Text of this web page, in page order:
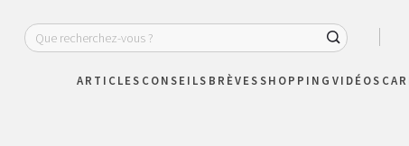
ARTICLES CONSEILS BRÈVESSHOPPING VIDÉOS